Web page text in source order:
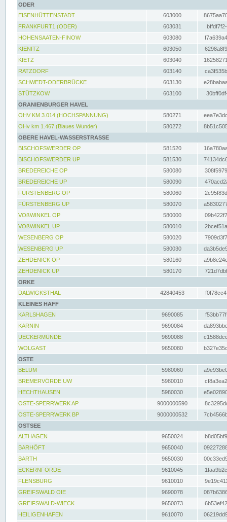
ODER
EISENHÜTTENSTADT
603000
FRANKFURT1 (ODER)
603031
HOHENSAATEN-FINOW
603080
KIENITZ
603050
KIETZ
603040
RATZDORF
603140
SCHWEDT-ODERBRÜCKE
603130
STÜTZKOW
603100
ORANIENBURGER HAVEL
OHV KM 3.014 (HOCHSPANNUNG)
580271
OHv km 1.467 (Blaues Wunder)
580272
OBERE HAVEL-WASSERSTRASSE
BISCHOFSWERDER OP
581520
BISCHOFSWERDER UP
581530
BREDEREICHE OP
580080
BREDEREICHE UP
580090
FÜRSTENBERG OP
580060
FÜRSTENBERG UP
580070
VOßWINKEL OP
580000
VOßWINKEL UP
580010
WESENBERG OP
580020
WESENBERG UP
580030
ZEHDENICK OP
580160
ZEHDENICK UP
580170
ORKE
DALWIGKSTHAL
42840453
KLEINES HAFF
KARLSHAGEN
9690085
KARNIN
9690084
UECKERMÜNDE
9690088
WOLGAST
9650080
OSTE
BELUM
5980060
BREMERVÖRDE UW
5980010
HECHTHAUSEN
5980030
OSTE-SPERRWERK AP
9000000590
OSTE-SPERRWERK BP
9000000532
OSTSEE
ALTHAGEN
9650024
BARHÖFT
9650040
BARTH
9650030
ECKERNFÖRDE
9610045
FLENSBURG
9610010
GREIFSWALD OIE
9690078
GREIFSWALD-WIECK
9650073
HEILIGENHAFEN
9610070